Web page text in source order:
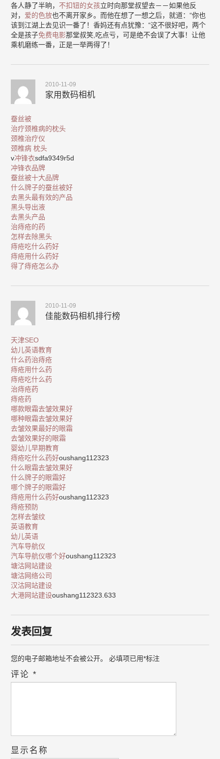
各人静了半晌， 不扣钮的女孩立时向那堂叔望去－－如果他反
对， 爱的色放也不离开家乡。而他在想了一想之后，就道：“你也
该到江湖上去见识一番了！香妈还有点犹豫：“这不很好吧，两个
全是孩子免费电影那堂叔笑,吃点亏，可是绝不会误了大事！让他
乘机磨练一番，正是一举两得了！
2010-11-09
家用数码相机
蚕丝被
治疗颈椎病的枕头
颈椎治疗仪
颈椎病 枕头
v冲锋衣sdfa9349r5d
冲锋衣品牌
蚕丝被十大品牌
什么牌子的蚕丝被好
去黑头最有效的产品
黑头导出液
去黑头产品
治痔疮的药
怎样去除黑头
痔疮吃什么药好
痔疮用什么药好
得了痔疮怎么办
2010-11-09
佳能数码相机排行榜
天津SEO
幼儿英语教育
什么药治痔疮
痔疮用什么药
痔疮吃什么药
治痔疮药
痔疮药
哪款眼霜去皱效果好
哪种眼霜去皱效果好
去皱效果最好的眼霜
去皱效果好的眼霜
婴幼儿早期教育
痔疮吃什么药好oushang112323
什么眼霜去皱效果好
什么牌子的眼霜好
哪个牌子的眼霜好
痔疮用什么药好oushang112323
痔疮预防
怎样去皱纹
英语教育
幼儿英语
汽车导航仪
汽车导航仪哪个好oushang112323
塘沽网站建设
塘沽网络公司
汉沽网站建设
大港网站建设oushang112323.633
发表回复
您的电子邮箱地址不会被公开。 必填项已用*标注
评论*
显示名称